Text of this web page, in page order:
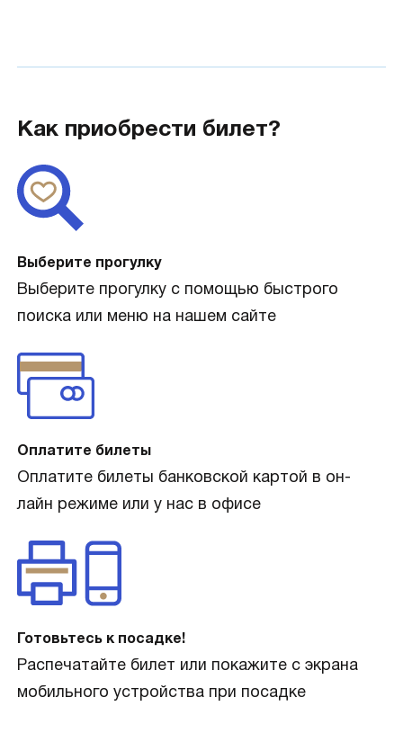
Как приобрести билет?
Выберите прогулку
Выберите прогулку с помощью быстрого
поиска или меню на нашем сайте
Оплатите билеты
Оплатите билеты банковской картой в он-
лайн режиме или у нас в офисе
Готовьтесь к посадке!
Распечатайте билет или покажите с экрана
мобильного устройства при посадке